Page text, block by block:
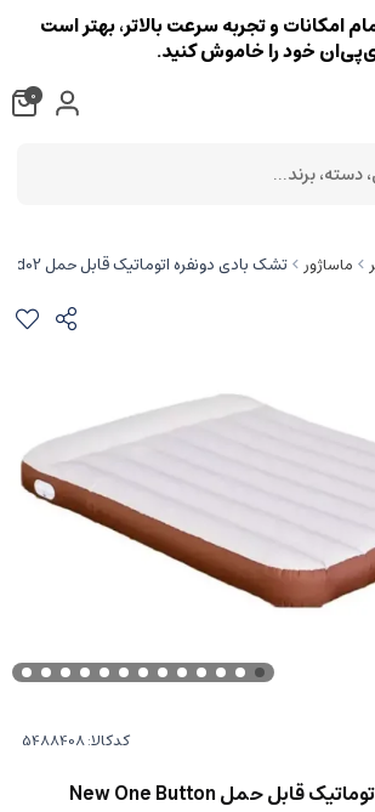
ماساژور تشک بادی دونفره اتوماتیک قابل حمل New One Button Automatic Inflatable Bed Double Outdoor Camping Folding Air yc-fcd02
کدکالا:
تشک بادی دونفره اتوماتیک قابل حمل New One Button
امکانات و تجربه سرعت بالاتر، بهتر است
خود را خاموش کنید.
0
برند...